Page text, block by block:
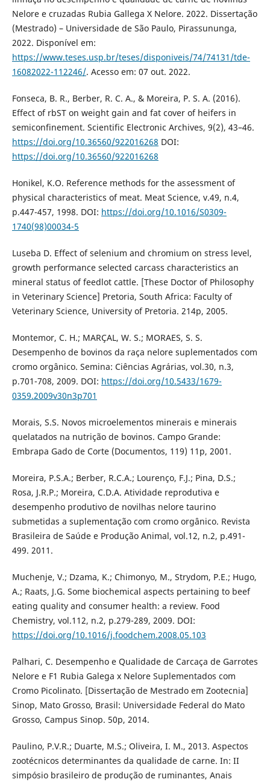
Nelore e cruzadas Rubia Gallega X Nelore. 2022. Dissertação
(Mestrado) – Universidade de São Paulo, Pirassununga,
2022. Disponível em:
https://www.teses.usp.br/teses/disponiveis/74/74131/tde-
16082022-112246/. Acesso em: 07 out. 2022.
Fonseca, B. R., Berber, R. C. A., & Moreira, P. S. A. (2016).
Effect of rbST on weight gain and fat cover of heifers in
semiconfinement. Scientific Electronic Archives, 9(2), 43–46.
https://doi.org/10.36560/922016268 DOI:
https://doi.org/10.36560/922016268
Honikel, K.O. Reference methods for the assessment of
physical characteristics of meat. Meat Science, v.49, n.4,
p.447-457, 1998. DOI: https://doi.org/10.1016/S0309-
1740(98)00034-5
Luseba D. Effect of selenium and chromium on stress level,
growth performance selected carcass characteristics an
mineral status of feedlot cattle. [These Doctor of Philosophy
in Veterinary Science] Pretoria, South Africa: Faculty of
Veterinary Science, University of Pretoria. 214p, 2005.
Montemor, C. H.; MARÇAL, W. S.; MORAES, S. S.
Desempenho de bovinos da raça nelore suplementados com
cromo orgânico. Semina: Ciências Agrárias, vol.30, n.3,
p.701-708, 2009. DOI: https://doi.org/10.5433/1679-
0359.2009v30n3p701
Morais, S.S. Novos microelementos minerais e minerais
quelatados na nutrição de bovinos. Campo Grande:
Embrapa Gado de Corte (Documentos, 119) 11p, 2001.
Moreira, P.S.A.; Berber, R.C.A.; Lourenço, F.J.; Pina, D.S.;
Rosa, J.R.P.; Moreira, C.D.A. Atividade reprodutiva e
desempenho produtivo de novilhas nelore taurino
submetidas a suplementação com cromo orgânico. Revista
Brasileira de Saúde e Produção Animal, vol.12, n.2, p.491-
499. 2011.
Muchenje, V.; Dzama, K.; Chimonyo, M., Strydom, P.E.; Hugo,
A.; Raats, J.G. Some biochemical aspects pertaining to beef
eating quality and consumer health: a review. Food
Chemistry, vol.112, n.2, p.279-289, 2009. DOI:
https://doi.org/10.1016/j.foodchem.2008.05.103
Palhari, C. Desempenho e Qualidade de Carcaça de Garrotes
Nelore e F1 Rubia Galega x Nelore Suplementados com
Cromo Picolinato. [Dissertação de Mestrado em Zootecnia]
Sinop, Mato Grosso, Brasil: Universidade Federal do Mato
Grosso, Campus Sinop. 50p, 2014.
Paulino, P.V.R.; Duarte, M.S.; Oliveira, I. M., 2013. Aspectos
zootécnicos determinantes da qualidade de carne. In: II
simpósio brasileiro de produção de ruminantes, Anais